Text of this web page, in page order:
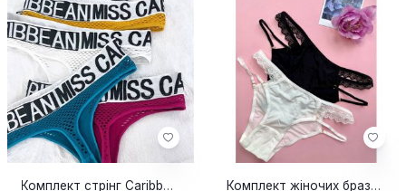
Комплект стрінг Caribbean 4 шт Комплект жіночих бразильян Mune